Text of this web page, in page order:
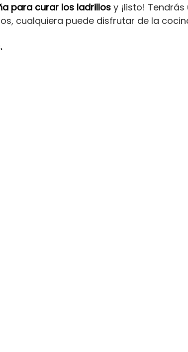
para curar los ladrillos y ¡listo!
cualquiera puede disfrutar de la